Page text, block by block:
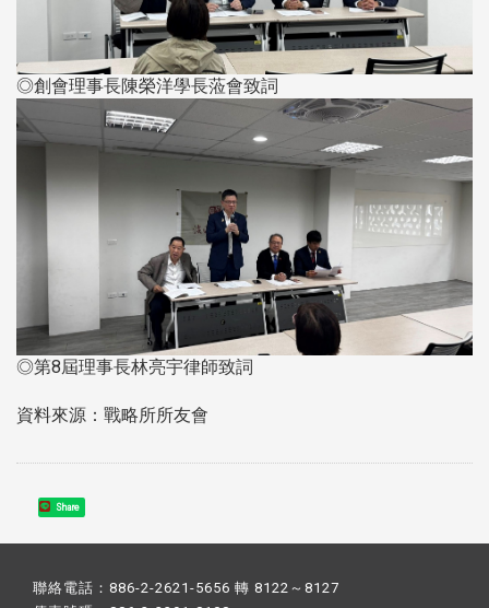
◎創會理事長陳榮洋學長蒞會致詞
◎第8屆理事長林亮宇律師致詞
資料來源：戰略所所友會
Share
聯絡電話：886-2-2621-5656 轉 8122～8127